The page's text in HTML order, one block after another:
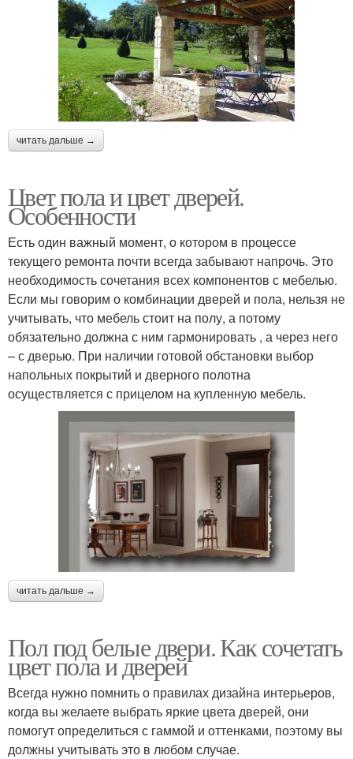
читать дальше →
Цвет пола и цвет дверей.
Особенности
Есть один важный момент, о котором в процессе
текущего ремонта почти всегда забывают напрочь. Это
необходимость сочетания всех компонентов с мебелью.
Если мы говорим о комбинации дверей и пола, нельзя не
учитывать, что мебель стоит на полу, а потому
обязательно должна с ним гармонировать , а через него
– с дверью. При наличии готовой обстановки выбор
напольных покрытий и дверного полотна
осуществляется с прицелом на купленную мебель.
читать дальше →
Пол под белые двери. Как сочетать
цвет пола и дверей
Всегда нужно помнить о правилах дизайна интерьеров,
когда вы желаете выбрать яркие цвета дверей, они
помогут определиться с гаммой и оттенками, поэтому вы
должны учитывать это в любом случае.